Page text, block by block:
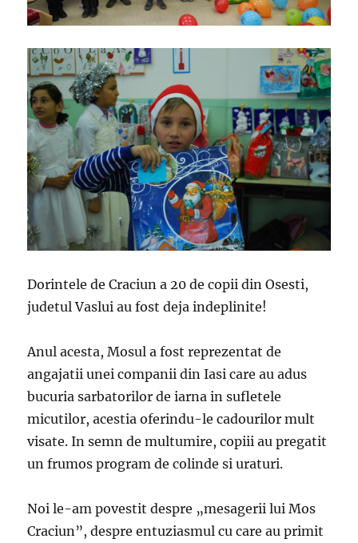
Dorintele de Craciun a 20 de copii din Osesti,
judetul Vaslui au fost deja indeplinite!
Anul acesta, Mosul a fost reprezentat de
angajatii unei companii din Iasi care au adus
bucuria sarbatorilor de iarna in sufletele
micutilor, acestia oferindu-le cadourilor mult
visate. In semn de multumire, copiii au pregatit
un frumos program de colinde si uraturi.
Noi le-am povestit despre „mesagerii lui Mos
Craciun”, despre entuziasmul cu care au primit